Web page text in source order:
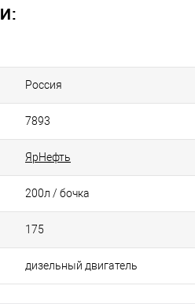
Россия
7893
ЯрНефть
200л / бочка
175
дизельный двигатель